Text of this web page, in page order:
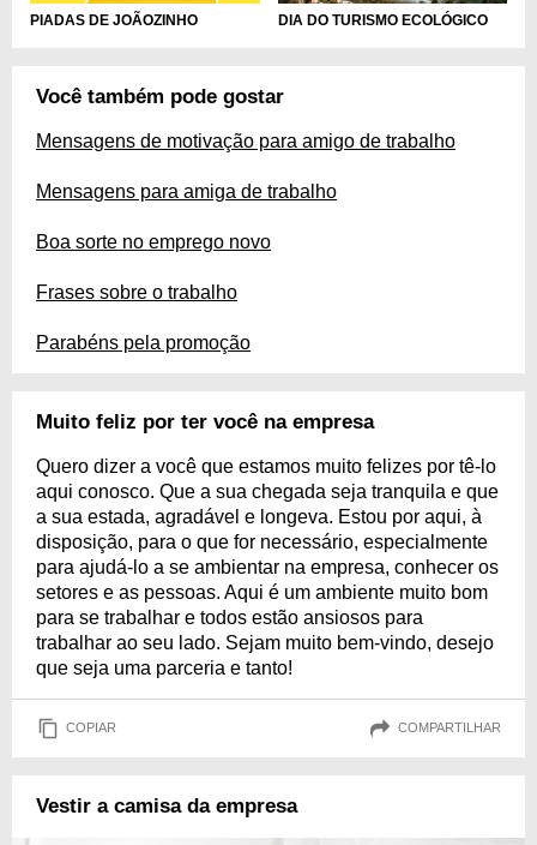
PIADAS DE JOÃOZINHO DIA DO TURISMO ECOLÓGICO
Você também pode gostar
Mensagens de motivação para amigo de trabalho
Mensagens para amiga de trabalho
Boa sorte no emprego novo
Frases sobre o trabalho
Parabéns pela promoção
Muito feliz por ter você na empresa
Quero dizer a você que estamos muito felizes por tê-lo
aqui conosco. Que a sua chegada seja tranquila e que
a sua estada, agradável e longeva. Estou por aqui, à
disposição, para o que for necessário, especialmente
para ajudá-lo a se ambientar na empresa, conhecer os
setores e as pessoas. Aqui é um ambiente muito bom
para se trabalhar e todos estão ansiosos para
trabalhar ao seu lado. Sejam muito bem-vindo, desejo
que seja uma parceria e tanto!
COPIAR COMPARTILHAR
Vestir a camisa da empresa